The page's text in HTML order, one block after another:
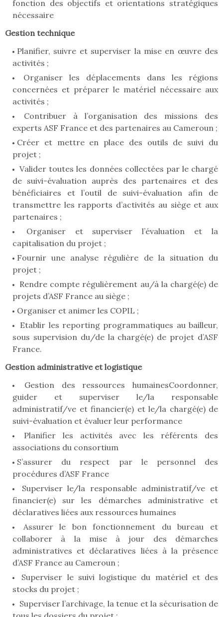
fonction des objectifs et orientations stratégiques
nécessaire
Gestion technique
Planifier, suivre et superviser la mise en œuvre des
activités ;
Organiser les déplacements dans les régions
concernées et préparer le matériel nécessaire aux
activités ;
Contribuer à l’organisation des missions des
experts ASF France et des partenaires au Cameroun ;
Créer et mettre en place des outils de suivi du
projet ;
Valider toutes les données collectées par le chargé
de suivi-évaluation auprès des partenaires et des
bénéficiaires et l’outil de suivi-évaluation afin de
transmettre les rapports d’activités au siège et aux
partenaires ;
Organiser et superviser l’évaluation et la
capitalisation du projet ;
Fournir une analyse régulière de la situation du
projet ;
Rendre compte régulièrement au/à la chargé(e) de
projets d’ASF France au siège ;
Organiser et animer les COPIL ;
Etablir les reporting programmatiques au bailleur,
sous supervision du/de la chargé(e) de projet d’ASF
France.
Gestion administrative et logistique
Gestion des ressources humainesCoordonner,
guider et superviser le/la responsable
administratif/ve et financier(e) et le/la chargé(e) de
suivi-évaluation et évaluer leur performance
Planifier les activités avec les référents des
associations du consortium
S’assurer du respect par le personnel des
procédures d’ASF France
Superviser le/la responsable administratif/ve et
financier(e) sur les démarches administrative et
déclaratives liées aux ressources humaines
Assurer le bon fonctionnement du bureau et
collaborer à la mise à jour des démarches
administratives et déclaratives liées à la présence
d’ASF France au Cameroun ;
Superviser le suivi logistique du matériel et des
stocks du projet ;
Superviser l’archivage, la tenue et la sécurisation de